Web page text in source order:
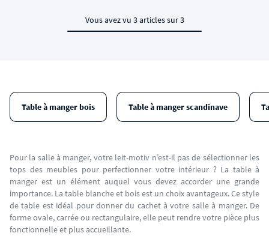
Vous avez vu 3 articles sur 3
Table à manger bois Table à manger scandinave
Pour la salle à manger, votre leit-motiv n’est-il pas de sélectionner les
tops des meubles pour perfectionner votre intérieur ? La table à
manger est un élément auquel vous devez accorder une grande
importance. La table blanche et bois est un choix avantageux. Ce style
de table est idéal pour donner du cachet à votre salle à manger. De
forme ovale, carrée ou rectangulaire, elle peut rendre votre pièce plus
fonctionnelle et plus accueillante.